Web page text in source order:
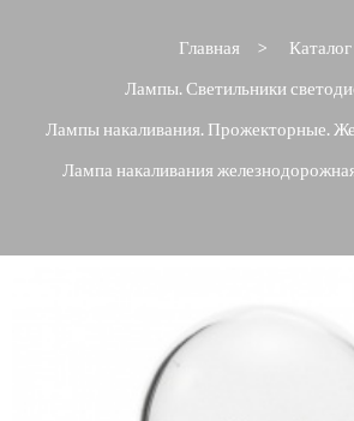
Главная > Каталог
Лампы. Светильники
Лампы накаливания. Прожекторные.
Лампа накаливания